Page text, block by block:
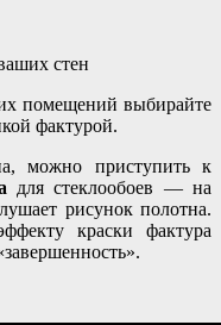
стен
помещений выбирайте
фактурой.
можно приступить к
для стеклообоев — на
рисунок полотна.
краски фактура